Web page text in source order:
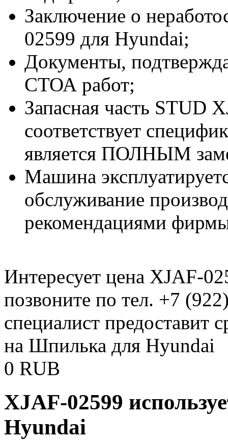
Заключение о
02599 для Hyundai;
Документы,
СТОА работ;
Запасная часть STUD
соответствует
является ПОЛНЫМ
Машина
обслуживание
рекомендациями
Интересует цена XJAF-
позвоните по тел. +7
специалист предоставит
на Шпилька для Hyundai
0 RUB
XJAF-02599
Hyundai